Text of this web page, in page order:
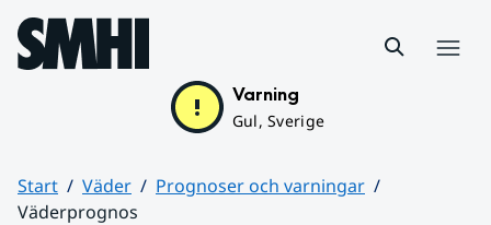
Hoppa till sidans innehåll
Varning
Gul, Sverige
Start Väder
Prognoser och varningar
Väderprognos